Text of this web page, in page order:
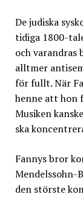
De judiska
tidiga 1800-
och varandras
alltmer
för fullt. När
henne att hon
Musiken
ska
Fannys bror
Mendelssohn-
den störste